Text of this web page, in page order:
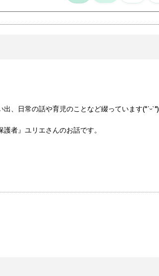
、日常の話や育児のことなど綴っています(*ˊᵕˋ*)
者』ユリエさんのお話です。